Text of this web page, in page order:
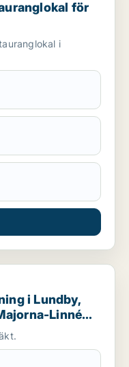
för
i
Göteborg Centrum
i Lundby,
Linné